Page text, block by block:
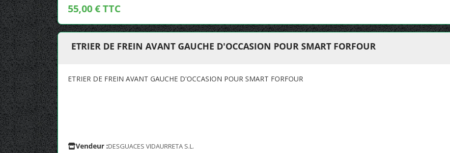
55,00 € TTC
ETRIER DE FREIN AVANT GAUCHE D'OCCASION POUR SMART FORFOUR
ETRIER DE FREIN AVANT GAUCHE D'OCCASION POUR SMART FORFOUR
Vendeur :DESGUACES VIDAURRETA S.L.